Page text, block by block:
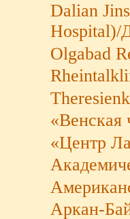
Dalian
Hospital)/
Olgabad
«Венская
«Центр
Аркан-